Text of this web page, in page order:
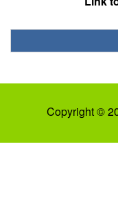
Copyright ©